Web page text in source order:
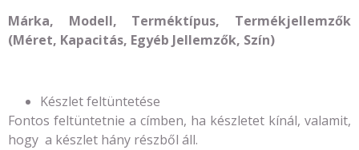
Márka, Modell, Terméktípus, Termékjellemzők
(Méret, Kapacitás, Egyéb Jellemzők, Szín)
Készlet feltüntetése
Fontos feltüntetnie a címben, ha készletet kínál, valamit,
hogy a készlet hány részből áll.